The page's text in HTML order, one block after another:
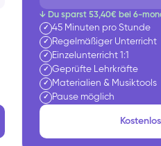
↓ Du sparst 53,40€ bei 6-
✓ 45 Minuten pro Stunde
✓ Regelmäßiger Unterricht
✓ Einzelunterricht 1:1
✓ Geprüfte Lehrkräfte
✓ Materialien & Musiktools
✓ Pause möglich